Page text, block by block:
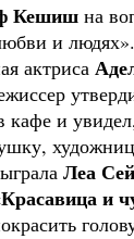
Кешиш на
и
актриса
кафе и
Леа
и